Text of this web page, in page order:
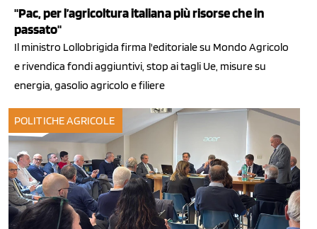
"Pac, per l’agricoltura italiana più risorse che in
passato"
Il ministro Lollobrigida firma l'editoriale su Mondo Agricolo
e rivendica fondi aggiuntivi, stop ai tagli Ue, misure su
energia, gasolio agricolo e filiere
POLITICHE AGRICOLE